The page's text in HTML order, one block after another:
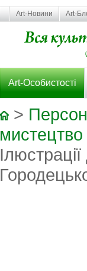
Art-Новини Art-
Art-Особистості
>
мистецтво